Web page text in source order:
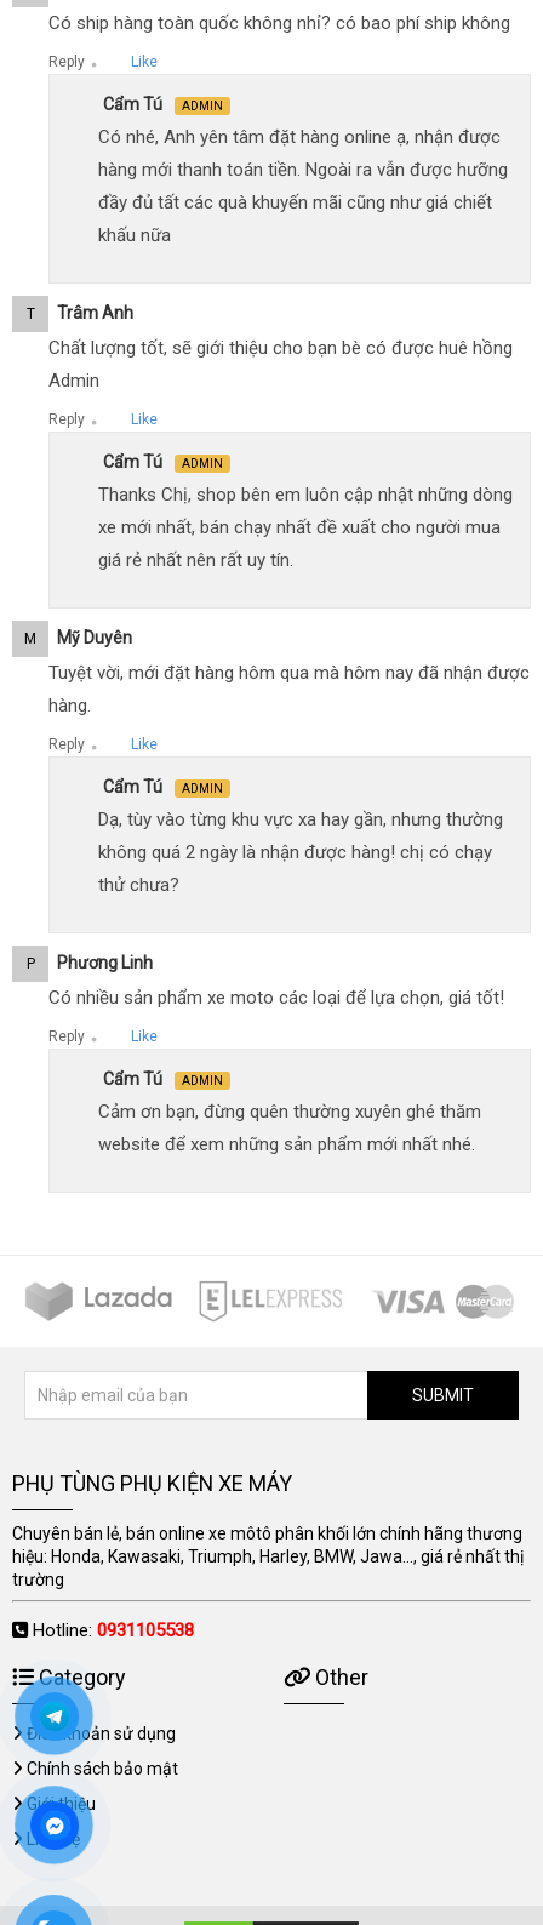
Có ship hàng toàn quốc không nhỉ? có bao phí ship không
Reply ● Like
Cẩm Tú ADMIN
Có nhé, Anh yên tâm đặt hàng online ạ, nhận được
hàng mới thanh toán tiền. Ngoài ra vẫn được hưỡng
đầy đủ tất các quà khuyến mãi cũng như giá chiết
khấu nữa
T Trâm Anh
Chất lượng tốt, sẽ giới thiệu cho bạn bè có được huê hồng
Admin
Reply ● Like
Cẩm Tú ADMIN
Thanks Chị, shop bên em luôn cập nhật những dòng
xe mới nhất, bán chạy nhất đề xuất cho người mua
giá rẻ nhất nên rất uy tín.
M Mỹ Duyên
Tuyệt vời, mới đặt hàng hôm qua mà hôm nay đã nhận được
hàng.
Reply ● Like
Cẩm Tú ADMIN
Dạ, tùy vào từng khu vực xa hay gần, nhưng thường
không quá 2 ngày là nhận được hàng! chị có chạy
thử chưa?
P Phương Linh
Có nhiều sản phẩm xe moto các loại để lựa chọn, giá tốt!
Reply ● Like
Cẩm Tú ADMIN
Cảm ơn bạn, đừng quên thường xuyên ghé thăm
website để xem những sản phẩm mới nhất nhé.
SUBMIT
PHỤ TÙNG PHỤ KIỆN XE MÁY
Chuyên bán lẻ, bán online xe môtô phân khối lớn chính hãng thương
hiệu: Honda, Kawasaki, Triumph, Harley, BMW, Jawa..., giá rẻ nhất thị
trường
Hotline: 0931105538
Category
Điều khoản sử dụng
Chính sách bảo mật
Giới thiệu
Liên hệ
Other